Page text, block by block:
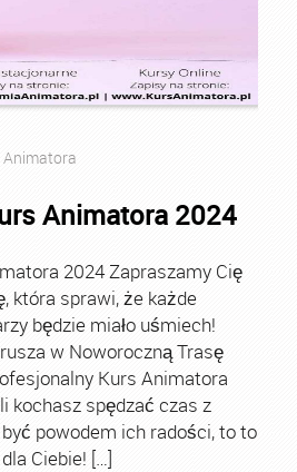
Animatora 2024
2024 Zapraszamy Cię
która sprawi, że każde
będzie miało uśmiech!
w Noworoczną Trasę
Kurs Animatora
kochasz spędzać czas z
powodem ich radości, to to
Ciebie! […]